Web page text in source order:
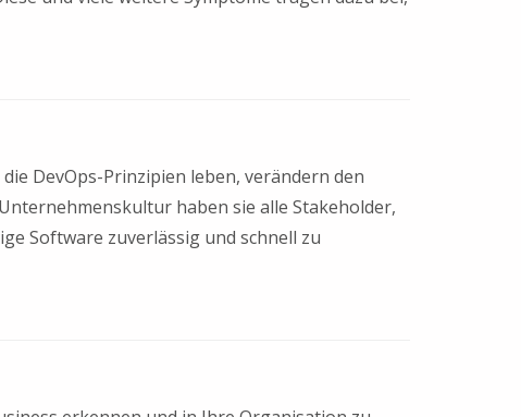
DevOps-Prinzipien leben, verändern den
haben sie alle Stakeholder,
Software zuverlässig und schnell zu